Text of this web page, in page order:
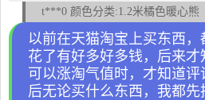
t***0 颜色分类:1.2米橘色暖心熊
以前在天猫淘宝上买东西，
花了有好多好多钱，后来
可以涨淘气值时，才知道
后无论买什么东西，我都